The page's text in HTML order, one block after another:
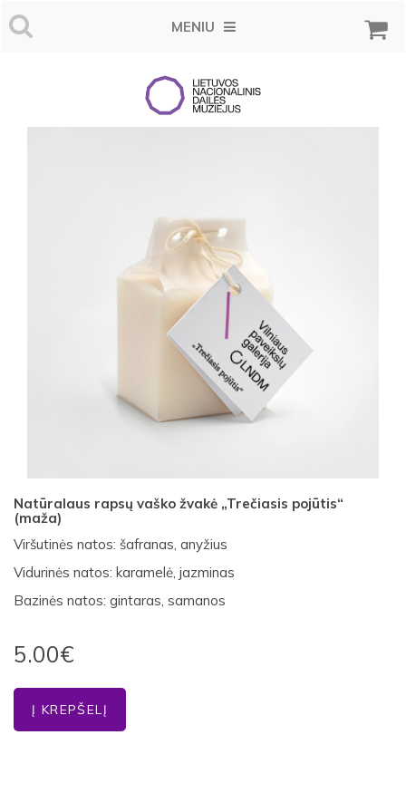
MENIU
Natūralaus rapsų vaško žvakė „Trečiasis pojūtis“
(maža)
Viršutinės natos: šafranas, anyžius
Vidurinės natos: karamelė, jazminas
Bazinės natos: gintaras, samanos
5.00€